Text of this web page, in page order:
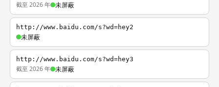
截至 2026 年 未屏蔽
http://www.baidu.com/s?wd=hey2
未屏蔽
http://www.baidu.com/s?wd=hey3
截至 2026 年 未屏蔽